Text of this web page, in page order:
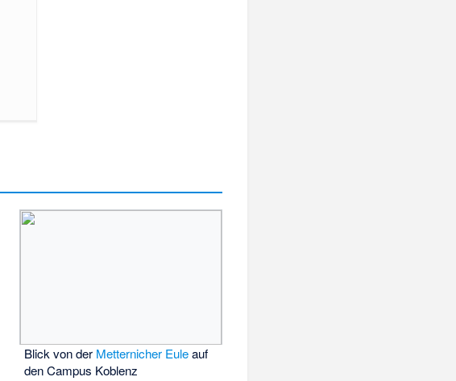
Blick von der Metternicher Euleauf
den Campus Koblenz